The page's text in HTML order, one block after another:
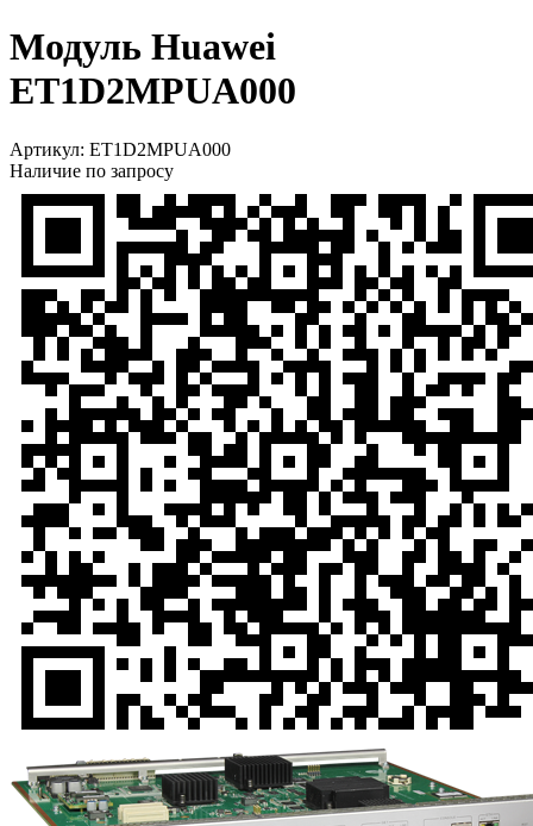
Модуль Huawei
ET1D2MPUA000
Артикул: ET1D2MPUA000
Наличие по запросу